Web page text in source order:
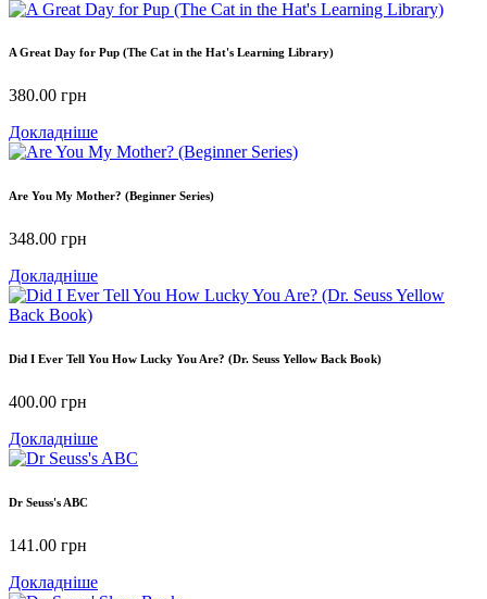
A Great Day for Pup (The Cat in the Hat's Learning Library)
380.00 грн
Докладніше
Are You My Mother? (Beginner Series)
348.00 грн
Докладніше
Did I Ever Tell You How Lucky You Are? (Dr. Seuss Yellow Back Book)
400.00 грн
Докладніше
Dr Seuss's ABC
141.00 грн
Докладніше